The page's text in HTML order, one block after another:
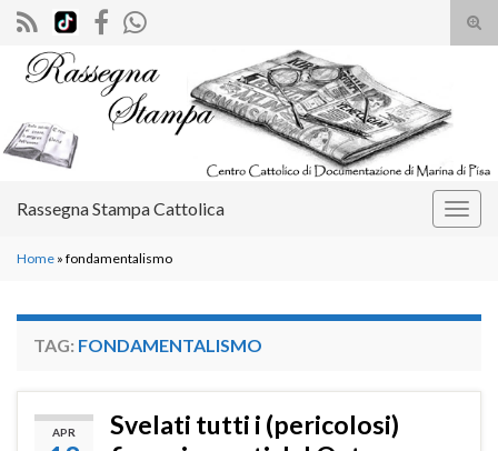
il
Search for:
Rassegna Stampa Cattolica
Home » fondamentalismo
TAG: FONDAMENTALISMO
APR
Svelati tutti i (pericolosi)